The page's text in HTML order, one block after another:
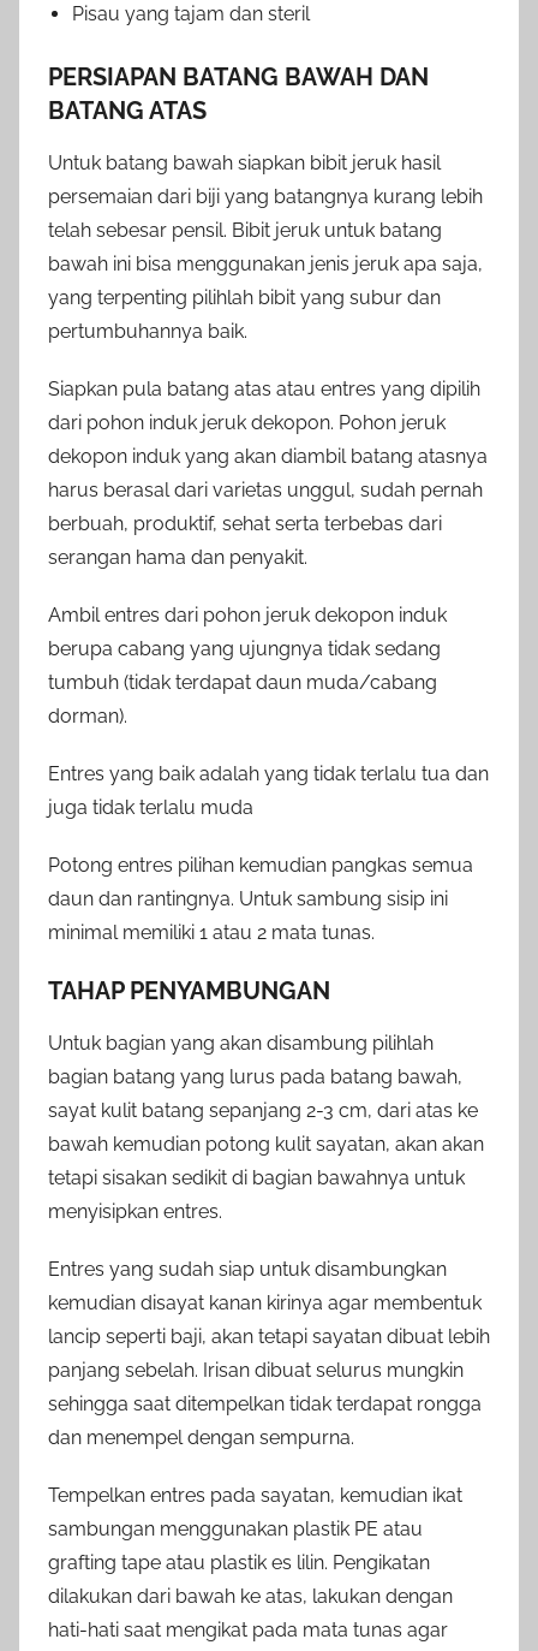
Pisau yang tajam dan steril
PERSIAPAN BATANG BAWAH DAN
BATANG ATAS
Untuk batang bawah siapkan bibit jeruk hasil
persemaian dari biji yang batangnya kurang lebih
telah sebesar pensil. Bibit jeruk untuk batang
bawah ini bisa menggunakan jenis jeruk apa saja,
yang terpenting pilihlah bibit yang subur dan
pertumbuhannya baik.
Siapkan pula batang atas atau entres yang dipilih
dari pohon induk jeruk dekopon. Pohon jeruk
dekopon induk yang akan diambil batang atasnya
harus berasal dari varietas unggul, sudah pernah
berbuah, produktif, sehat serta terbebas dari
serangan hama dan penyakit.
Ambil entres dari pohon jeruk dekopon induk
berupa cabang yang ujungnya tidak sedang
tumbuh (tidak terdapat daun muda/cabang
dorman).
Entres yang baik adalah yang tidak terlalu tua dan
juga tidak terlalu muda
Potong entres pilihan kemudian pangkas semua
daun dan rantingnya. Untuk sambung sisip ini
minimal memiliki 1 atau 2 mata tunas.
TAHAP PENYAMBUNGAN
Untuk bagian yang akan disambung pilihlah
bagian batang yang lurus pada batang bawah,
sayat kulit batang sepanjang 2-3 cm, dari atas ke
bawah kemudian potong kulit sayatan, akan akan
tetapi sisakan sedikit di bagian bawahnya untuk
menyisipkan entres.
Entres yang sudah siap untuk disambungkan
kemudian disayat kanan kirinya agar membentuk
lancip seperti baji, akan tetapi sayatan dibuat lebih
panjang sebelah. Irisan dibuat selurus mungkin
sehingga saat ditempelkan tidak terdapat rongga
dan menempel dengan sempurna.
Tempelkan entres pada sayatan, kemudian ikat
sambungan menggunakan plastik PE atau
grafting tape atau plastik es lilin. Pengikatan
dilakukan dari bawah ke atas, lakukan dengan
hati-hati saat mengikat pada mata tunas agar